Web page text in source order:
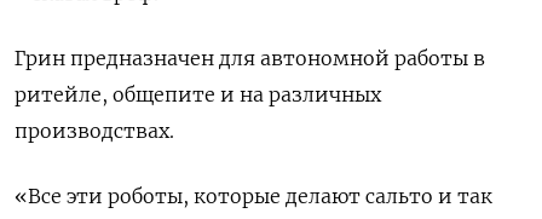
Грин предназначен для автономной работы в
ритейле, общепите и на различных
‌производствах.
«Все эти роботы, которые делают сальто и так